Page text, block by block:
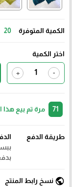
الكمية المتوفرة 20
اختر الكمية
-
+
مرة تم بيع
طريقة الدفع
public نسخ رابط المنتج